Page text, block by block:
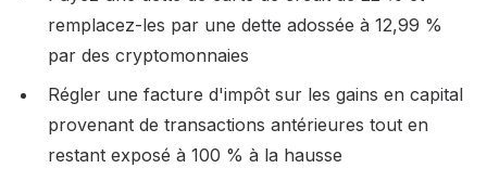
remplacez-les par une dette adossée à 12,99 %
par des cryptomonnaies
Régler une facture d'impôt sur les gains en capital
provenant de transactions antérieures tout en
restant exposé à 100 % à la hausse